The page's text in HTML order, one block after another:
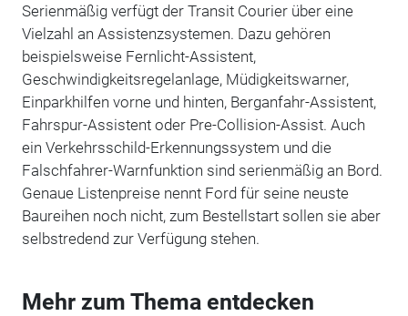
Serienmäßig verfügt der Transit Courier über eine
Vielzahl an Assistenzsystemen. Dazu gehören
beispielsweise Fernlicht-Assistent,
Geschwindigkeitsregelanlage, Müdigkeitswarner,
Einparkhilfen vorne und hinten, Berganfahr-Assistent,
Fahrspur-Assistent oder Pre-Collision-Assist. Auch
ein Verkehrsschild-Erkennungssystem und die
Falschfahrer-Warnfunktion sind serienmäßig an Bord.
Genaue Listenpreise nennt Ford für seine neuste
Baureihen noch nicht, zum Bestellstart sollen sie aber
selbstredend zur Verfügung stehen.
Mehr zum Thema entdecken